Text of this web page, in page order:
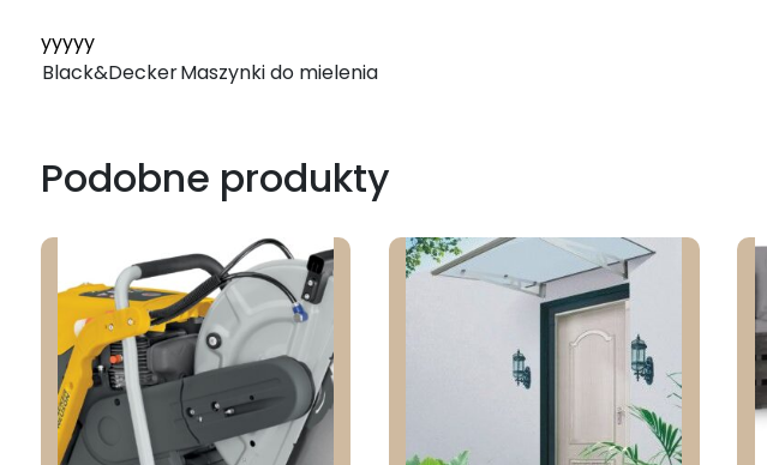
yyyyy
Black&DeckerMaszynki do mielenia
Podobne produkty